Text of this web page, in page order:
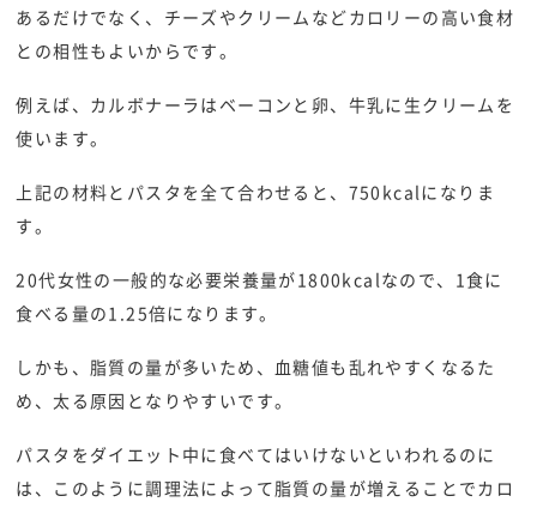
あるだけでなく、チーズやクリームなどカロリーの高い食材
との相性もよいからです。
例えば、カルボナーラはベーコンと卵、牛乳に生クリームを
使います。
上記の材料とパスタを全て合わせると、750kcalになりま
す。
20代女性の一般的な必要栄養量が1800kcalなので、1食に
食べる量の1.25倍になります。
しかも、脂質の量が多いため、血糖値も乱れやすくなるた
め、太る原因となりやすいです。
パスタをダイエット中に食べてはいけないといわれるのに
は、このように調理法によって脂質の量が増えることでカロ